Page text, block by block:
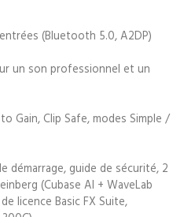
(Bluetooth 5.0, A2DP)
un son professionnel et un
Gain, Clip Safe, modes Simple /
démarrage, guide de sécurité, 2
(Cubase AI + WaveLab
licence Basic FX Suite,